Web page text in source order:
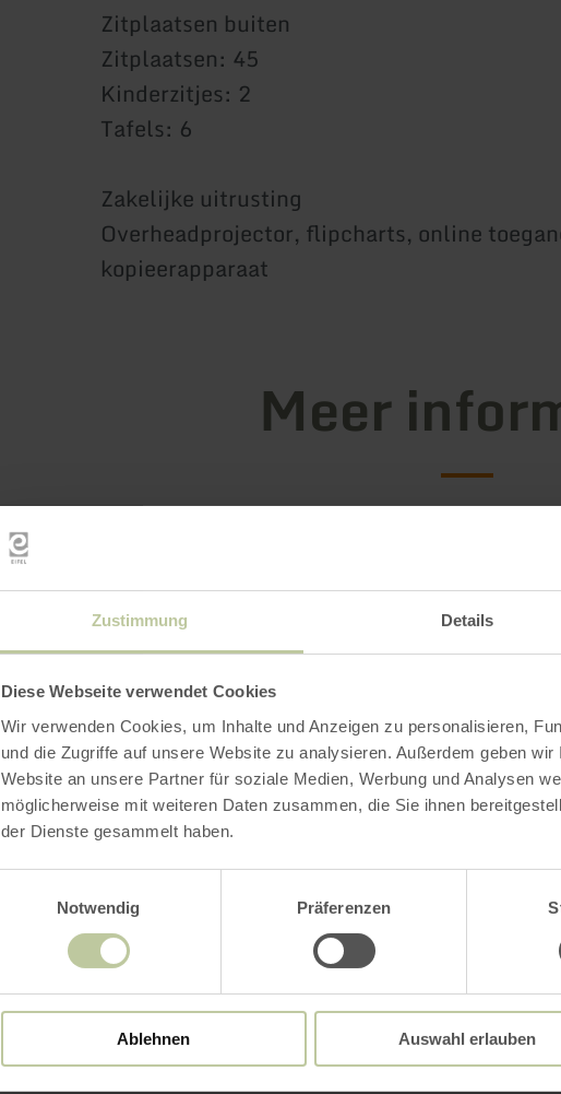
Zustimmung Details
Diese Webseite verwendet Cookies
Wir verwenden Cookies, um Inhalte und Anzeigen zu personalisieren,
und die Zugriffe auf unsere Website zu analysieren. Außerdem geben
Website an unsere Partner für soziale Medien, Werbung und Analysen
möglicherweise mit weiteren Daten zusammen, die Sie ihnen
der Dienste gesammelt haben.
Notwendig
Präferenzen
Ablehnen Auswahl erlauben
Zitplaatsen buiten
Zitplaatsen: 45
Kinderzitjes: 2
Tafels: 6
Zakelijke uitrusting
Overheadprojector, flipcharts, online
kopieerapparaat
Meer